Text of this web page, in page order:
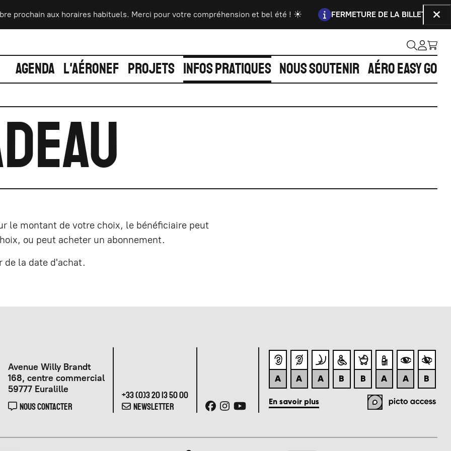
aux horaires habituels. Merci pour votre compréhension et bel été ! ☀️
Information :
FERMETURE DE LA BILLETTERIELa
AGENDA L'AÉRONEF PROJETS INFOS PRATIQUES NOUS SOUTENIR AÉRO EASY GO
le montant de votre choix, le bénéficiaire peut
ou peut acheter un abonnement.
de la date d'achat.
Avenue Willy Brandt
168, centre commercial
59777 Euralille
NOUS CONTACTER
+33 (0)3 20 13 50 00
NEWSLETTER